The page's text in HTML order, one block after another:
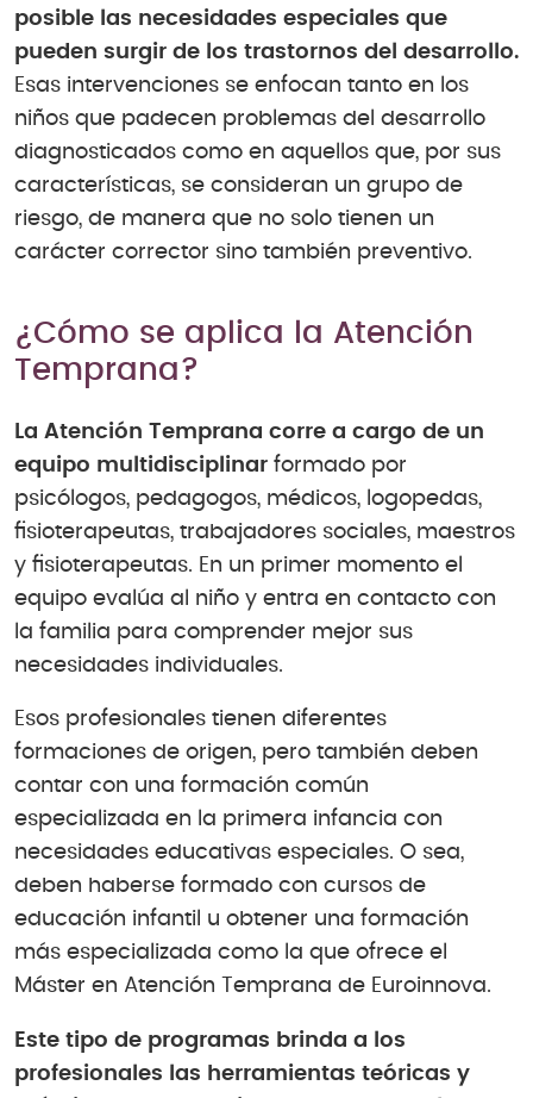
posible las necesidades especiales que
pueden surgir de los trastornos del desarrollo.
Esas intervenciones se enfocan tanto en los
niños que padecen problemas del desarrollo
diagnosticados como en aquellos que, por sus
características, se consideran un grupo de
riesgo, de manera que no solo tienen un
carácter corrector sino también preventivo.
¿Cómo se aplica la Atención
Temprana?
La Atención Temprana corre a cargo de un
equipo multidisciplinar formado por
psicólogos, pedagogos, médicos, logopedas,
fisioterapeutas, trabajadores sociales, maestros
y fisioterapeutas. En un primer momento el
equipo evalúa al niño y entra en contacto con
la familia para comprender mejor sus
necesidades individuales.
Esos profesionales tienen diferentes
formaciones de origen, pero también deben
contar con una formación común
especializada en la primera infancia con
necesidades educativas especiales. O sea,
deben haberse formado con cursos de
educación infantil u obtener una formación
más especializada como la que ofrece el
Máster en Atención Temprana de Euroinnova.
Este tipo de programas brinda a los
profesionales las herramientas teóricas y